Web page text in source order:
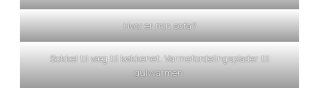
Hvor er min sofa?
Sokkel til væg til køkkenet. Varmefordelingsplader til
gulvvarmen.